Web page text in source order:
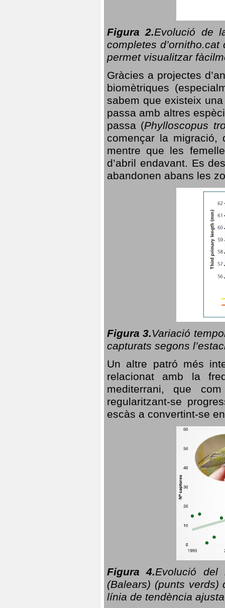
Figura 2.Evolució de
completes
permet visualitzar
Gràcies a projectes
biomètriques
sabem que existeix
passa amb altres
passa (Phylloscopus
començar la migració,
mentre que les
d’abril endavant. Es
abandonen abans les
Figura 3.Variació
capturats segons
Un altre patró més
relacionat amb la
mediterrani, que
regularitzant-se
escàs a convertint-se
Figura 4.Evolució del
(Balears) (punts
línia de tendència